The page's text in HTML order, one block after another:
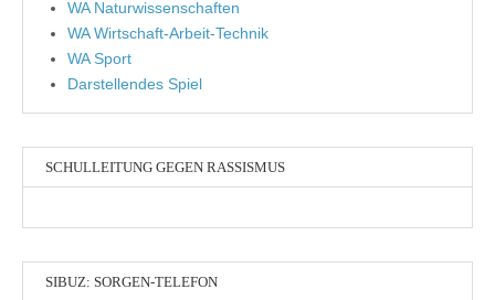
WA Naturwissenschaften
WA Wirtschaft-Arbeit-Technik
WA Sport
Darstellendes Spiel
SCHULLEITUNG GEGEN RASSISMUS
SIBUZ: SORGEN-TELEFON